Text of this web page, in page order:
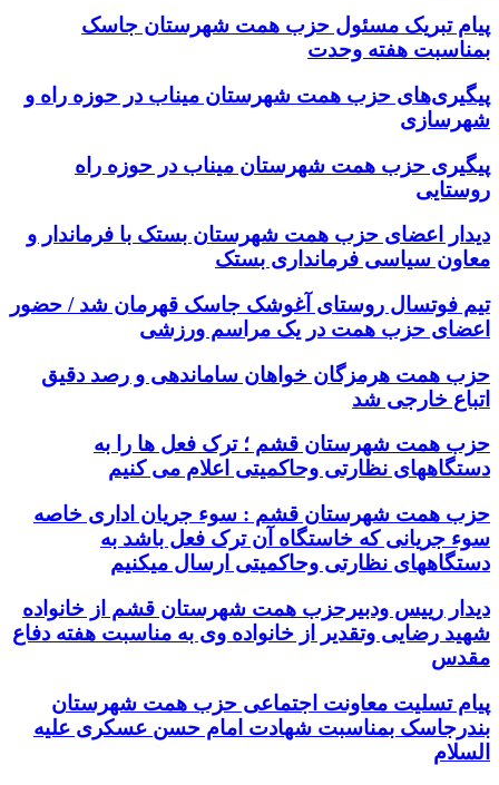
پیام تبریک مسئول حزب همت شهرستان جاسک
بمناسبت هفته وحدت
پیگیری‌های حزب همت شهرستان میناب در حوزه راه و
شهرسازی
پیگیری حزب همت شهرستان میناب در حوزه راه
روستایی
دیدار اعضای حزب همت شهرستان بستک با فرماندار و
معاون سیاسی فرمانداری بستک
تیم فوتسال روستای آغوشک جاسک قهرمان شد / حضور
اعضای حزب همت در یک مراسم ورزشی
حزب همت هرمزگان خواهان ساماندهی و رصد دقیق
اتباع خارجی شد
حزب همت شهرستان قشم ؛ ترک فعل ها را به
دستگاههای نظارتی وحاکمیتی اعلام می کنیم
حزب همت شهرستان قشم : سوء جریان اداری خاصه
سوء جریانی که خاستگاه آن ترک فعل باشد به
دستگاههای نظارتی وحاکمیتی ارسال میکنیم
دیدار رییس ودبیرحزب همت شهرستان قشم از خانواده
شهید رضایی وتقدیر از خانواده وی به مناسبت هفته دفاع
مقدس
پیام تسلیت معاونت اجتماعی حزب همت شهرستان
بندرجاسک بمناسبت شهادت امام حسن عسکری علیه
السلام